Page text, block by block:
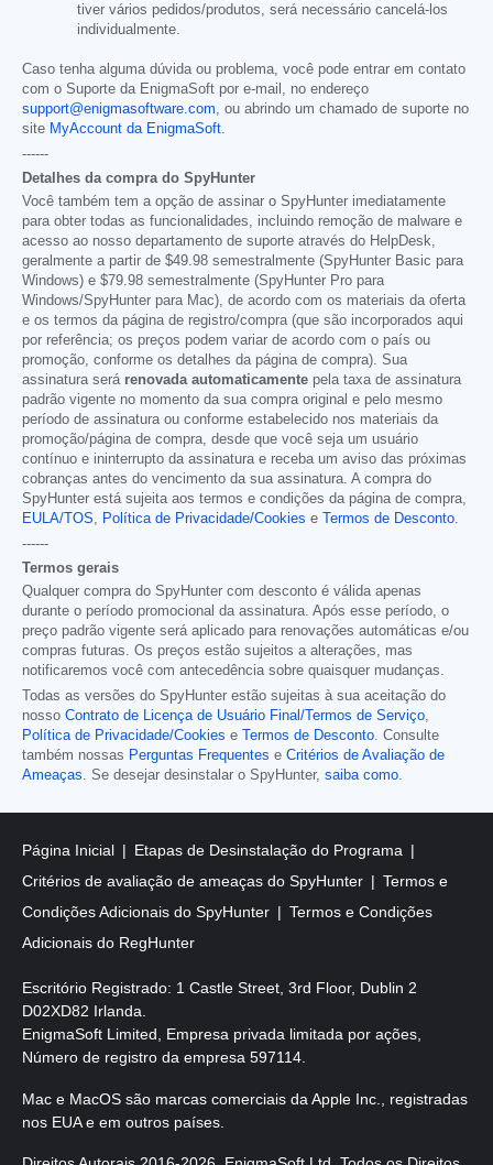
tiver vários pedidos/produtos, será necessário cancelá-los
individualmente.
Caso tenha alguma dúvida ou problema, você pode entrar em contato
com o Suporte da EnigmaSoft por e-mail, no endereço
support@enigmasoftware.com, ou abrindo um chamado de suporte no
site MyAccount da EnigmaSoft.
------
Detalhes da compra do SpyHunter
Você também tem a opção de assinar o SpyHunter imediatamente
para obter todas as funcionalidades, incluindo remoção de malware e
acesso ao nosso departamento de suporte através do HelpDesk,
geralmente a partir de $49.98 semestralmente (SpyHunter Basic para
Windows) e $79.98 semestralmente (SpyHunter Pro para
Windows/SpyHunter para Mac), de acordo com os materiais da oferta
e os termos da página de registro/compra (que são incorporados aqui
por referência; os preços podem variar de acordo com o país ou
promoção, conforme os detalhes da página de compra). Sua
assinatura será renovada automaticamente pela taxa de assinatura
padrão vigente no momento da sua compra original e pelo mesmo
período de assinatura ou conforme estabelecido nos materiais da
promoção/página de compra, desde que você seja um usuário
contínuo e ininterrupto da assinatura e receba um aviso das próximas
cobranças antes do vencimento da sua assinatura. A compra do
SpyHunter está sujeita aos termos e condições da página de compra,
EULA/TOS, Política de Privacidade/Cookies e Termos de Desconto.
------
Termos gerais
Qualquer compra do SpyHunter com desconto é válida apenas
durante o período promocional da assinatura. Após esse período, o
preço padrão vigente será aplicado para renovações automáticas e/ou
compras futuras. Os preços estão sujeitos a alterações, mas
notificaremos você com antecedência sobre quaisquer mudanças.
Todas as versões do SpyHunter estão sujeitas à sua aceitação do
nosso Contrato de Licença de Usuário Final/Termos de Serviço,
Política de Privacidade/Cookies e Termos de Desconto. Consulte
também nossas Perguntas Frequentes e Critérios de Avaliação de
Ameaças. Se desejar desinstalar o SpyHunter, saiba como.
Página Inicial
Etapas de Desinstalação do Programa
Critérios de avaliação de ameaças do SpyHunter
Termos e
Condições Adicionais do SpyHunter
Termos e Condições
Adicionais do RegHunter
Escritório Registrado: 1 Castle Street, 3rd Floor, Dublin 2
D02XD82 Irlanda.
EnigmaSoft Limited, Empresa privada limitada por ações,
Número de registro da empresa 597114.
Mac e MacOS são marcas comerciais da Apple Inc., registradas
nos EUA e em outros países.